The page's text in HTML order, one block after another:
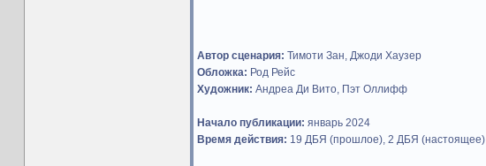
Автор сценария: Тимоти Зан, Джоди Хаузер
Обложка: Род Рейс
Художник: Андреа Ди Вито, Пэт Оллифф
Начало публикации: январь 2024
Время действия: 19 ДБЯ (прошлое), 2 ДБЯ (настоящее)